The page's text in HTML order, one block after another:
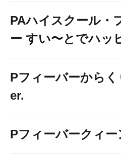
PAハイスクール・
ー すい〜とでハッ
Pフィーバーから
er.
Pフィーバークィー